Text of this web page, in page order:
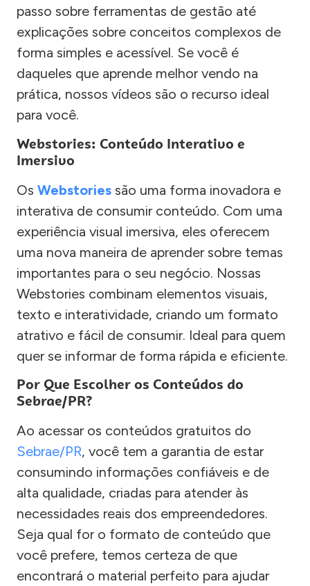
passo sobre ferramentas de gestão até
explicações sobre conceitos complexos de
forma simples e acessível. Se você é
daqueles que aprende melhor vendo na
prática, nossos vídeos são o recurso ideal
para você.
Webstories: Conteúdo Interativo e
Imersivo
Os Webstories são uma forma inovadora e
interativa de consumir conteúdo. Com uma
experiência visual imersiva, eles oferecem
uma nova maneira de aprender sobre temas
importantes para o seu negócio. Nossas
Webstories combinam elementos visuais,
texto e interatividade, criando um formato
atrativo e fácil de consumir. Ideal para quem
quer se informar de forma rápida e eficiente.
Por Que Escolher os Conteúdos do
Sebrae/PR?
Ao acessar os conteúdos gratuitos do
Sebrae/PR, você tem a garantia de estar
consumindo informações confiáveis e de
alta qualidade, criadas para atender às
necessidades reais dos empreendedores.
Seja qual for o formato de conteúdo que
você prefere, temos certeza de que
encontrará o material perfeito para ajudar